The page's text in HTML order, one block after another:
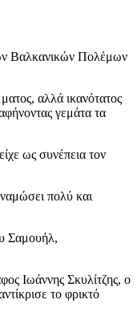
Βαλκανικών Πολέμων
αλλά ικανότατος
γεμάτα τα
ως συνέπεια τον
πολύ και
Σαμουήλ,
Ιωάννης Σκυλίτζης, ο
το φρικτό